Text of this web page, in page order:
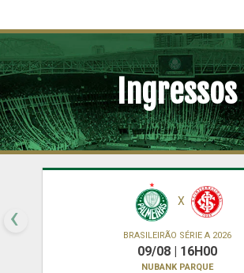
Ingressos
X
BRASILEIRÃO SÉRIE A 2026
09/08 | 16H00
NUBANK PARQUE
‹